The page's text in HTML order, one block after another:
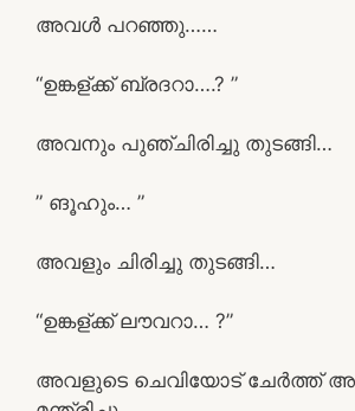
അവൾ പറഞ്ഞു……
“ഉങ്കള്ക്ക് ബ്രദറാ….? ”
അവനും പുഞ്ചിരിച്ചു തുടങ്ങി…
” ങൂഹും… ”
അവളും ചിരിച്ചു തുടങ്ങി…
“ഉങ്കള്ക്ക് ലൗവറാ… ?”
അവളുടെ ചെവിയോട് ചേർത്ത്